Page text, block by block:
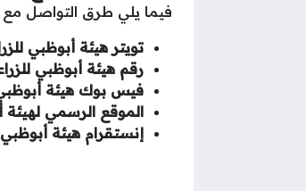
فيما يلي طرق التواصل مع
تويتر هيئة أبوظبي
رقم هيئة أبوظبي
فيس بوك هيئة أبوظبي
الموقع الرسمي لهيئة
إنستقرام هيئة أبوظبي